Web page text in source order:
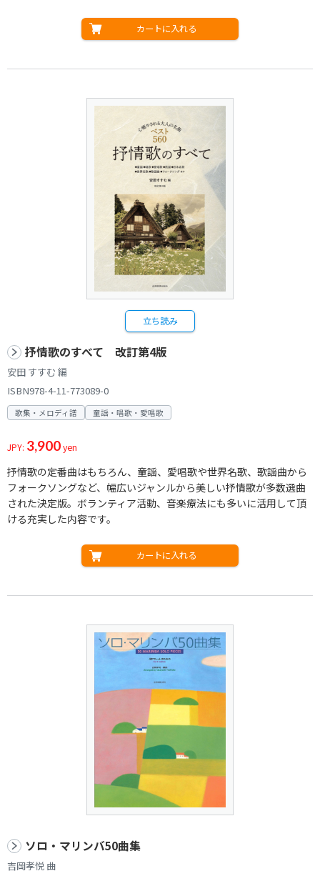
カートに入れる
立ち読み
抒情歌のすべて 改訂第4版
安田 すすむ 編
ISBN978-4-11-773089-0
歌集・メロディ譜 童謡・唱歌・愛唱歌
JPY: 3,900yen
抒情歌の定番曲はもちろん、童謡、愛唱歌や世界名歌、歌謡曲から
フォークソングなど、幅広いジャンルから美しい抒情歌が多数選曲
された決定版。ボランティア活動、音楽療法にも多いに活用して頂
ける充実した内容です。
カートに入れる
ソロ・マリンバ50曲集
吉岡孝悦 曲